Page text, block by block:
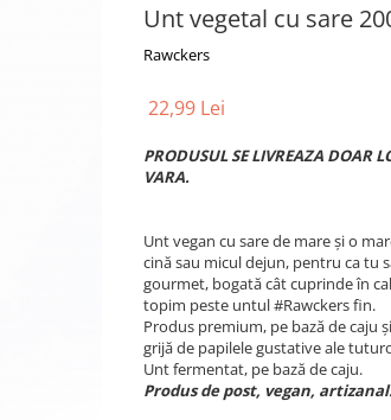
Unt vegetal cu sare
Rawckers
22,99 Lei
PRODUSUL SE LIVREAZA DOAR
VARA.
Unt vegan cu sare de mare și o
cină sau micul dejun, pentru ca tu
gourmet, bogată cât cuprinde în
topim peste untul #Rawckers fin.
Produs premium, pe bază de caju
grijă de papilele gustative ale
Unt fermentat, pe bază de caju.
Produs de post, vegan,